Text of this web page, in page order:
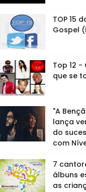
TOP 15
Gospel
Top 12
que se
"A
lança
do
com
7
álbuns
as